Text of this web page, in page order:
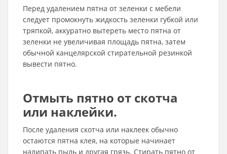
Перед удалением пятна от зеленки с мебели
следует промокнуть жидкость зеленки губкой или
тряпкой, аккуратно вытереть место пятна от
зеленки не увеличивая площадь пятна, затем
обычной канцелярской стирательной резинкой
вывести пятно.
Отмыть пятно от скотча
или наклейки.
После удаления скотча или наклеек обычно
остаются пятна клея, на которые начинает
налипать пыль и другая грязь. Стирать пятно от